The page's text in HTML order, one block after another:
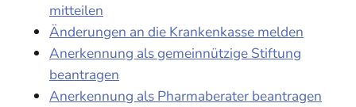
mitteilen
Änderungen an die Krankenkasse melden
Anerkennung als gemeinnützige Stiftung
beantragen
Anerkennung als Pharmaberater beantragen